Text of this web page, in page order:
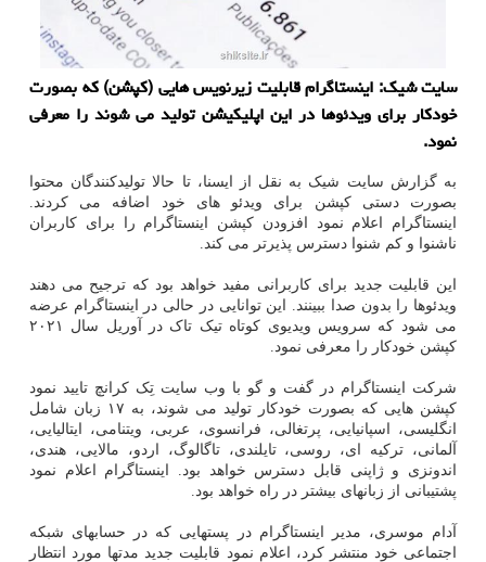
سایت شیک: اینستاگرام قابلیت زیرنویس هایی (کپشن) که بصورت
خودکار برای ویدئوها در این اپلیکیشن تولید می شوند را معرفی
نمود.
به گزارش سایت شیک به نقل از ایسنا، تا حالا تولیدکنندگان محتوا
بصورت دستی کپشن برای ویدئو های خود اضافه می کردند.
اینستاگرام اعلام نمود افزودن کپشن اینستاگرام را برای کاربران
ناشنوا و کم شنوا دسترس پذیرتر می کند.
این قابلیت جدید برای کاربرانی مفید خواهد بود که ترجیح می دهند
ویدئوها را بدون صدا ببینند. این توانایی در حالی در اینستاگرام عرضه
می شود که سرویس ویدیوی کوتاه تیک تاک در آوریل سال ۲۰۲۱
کپشن خودکار را معرفی نمود.
شرکت اینستاگرام در گفت و گو با وب سایت تِک کرانچ تایید نمود
کپشن هایی که بصورت خودکار تولید می شوند، به ۱۷ زبان شامل
انگلیسی، اسپانیایی، پرتغالی، فرانسوی، عربی، ویتنامی، ایتالیایی،
آلمانی، ترکیه ای، روسی، تایلندی، تاگالوگ، اردو، مالایی، هندی،
اندونزی و ژاپنی قابل دسترس خواهد بود. اینستاگرام اعلام نمود
پشتیبانی از زبانهای بیشتر در راه خواهد بود.
آدام موسری، مدیر اینستاگرام در پستهایی که در حسابهای شبکه
اجتماعی خود منتشر کرد، اعلام نمود قابلیت جدید مدتها مورد انتظار